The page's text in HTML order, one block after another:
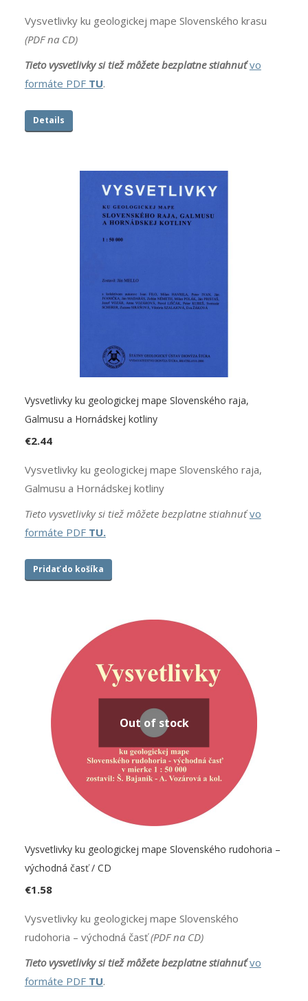
Vysvetlivky ku geologickej mape Slovenského krasu
(PDF na CD)
Tieto vysvetlivky si tiež môžete bezplatne stiahnuť vo
formáte PDF TU.
Details
Vysvetlivky ku geologickej mape Slovenského raja,
Galmusu a Hornádskej kotliny
€2.44
Vysvetlivky ku geologickej mape Slovenského raja,
Galmusu a Hornádskej kotliny
Tieto vysvetlivky si tiež môžete bezplatne stiahnuť vo
formáte PDF TU.
Pridať do košíka
Out of stock
Vysvetlivky ku geologickej mape Slovenského rudohoria –
východná časť / CD
€1.58
Vysvetlivky ku geologickej mape Slovenského
rudohoria – východná časť(PDF na CD)
Tieto vysvetlivky si tiež môžete bezplatne stiahnuť vo
formáte PDF TU.